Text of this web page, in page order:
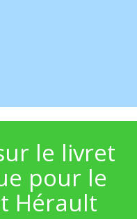
le livret
pour le
Hérault